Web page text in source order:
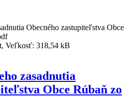
Obecného zastupiteľstva Obce
Veľkosť: 318,54 kB
zasadnutia
Obce Rúbaň zo